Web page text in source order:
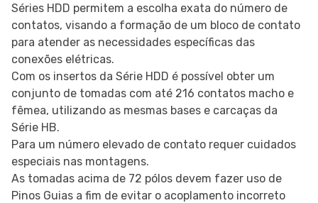
Séries HDD permitem a escolha exata do número de
contatos, visando a formação de um bloco de contato
para atender as necessidades específicas das
conexões elétricas.
Com os insertos da Série HDD é possível obter um
conjunto de tomadas com até 216 contatos macho e
fêmea, utilizando as mesmas bases e carcaças da
Série HB.
Para um número elevado de contato requer cuidados
especiais nas montagens.
As tomadas acima de 72 pólos devem fazer uso de
Pinos Guias a fim de evitar o acoplamento incorreto